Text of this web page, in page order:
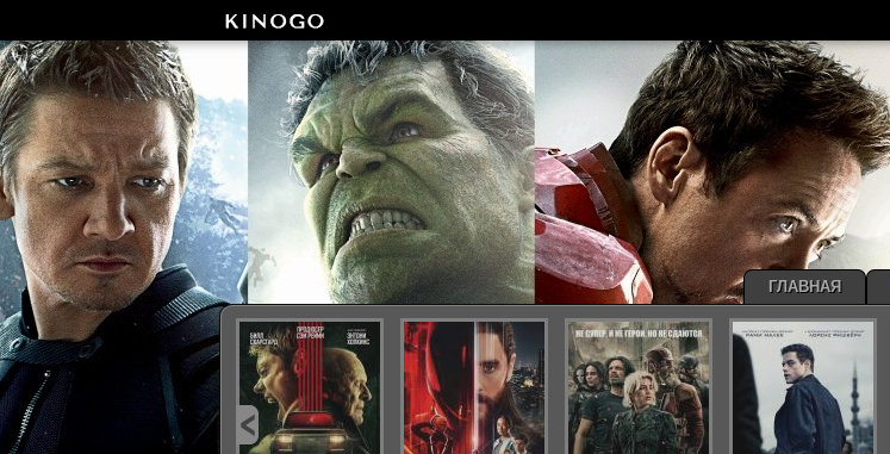
ГЛАВНАЯ